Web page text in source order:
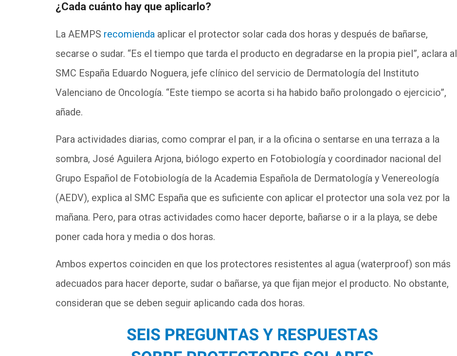
¿Cada cuánto hay que aplicarlo?
La AEMPS recomienda aplicar el protector solar cada dos horas y después de bañarse,
secarse o sudar. “Es el tiempo que tarda el producto en degradarse en la propia piel”, aclara al
SMC España Eduardo Noguera, jefe clínico del servicio de Dermatología del Instituto
Valenciano de Oncología. “Este tiempo se acorta si ha habido baño prolongado o ejercicio”,
añade.
Para actividades diarias, como comprar el pan, ir a la oficina o sentarse en una terraza a la
sombra, José Aguilera Arjona, biólogo experto en Fotobiología y coordinador nacional del
Grupo Español de Fotobiología de la Academia Española de Dermatología y Venereología
(AEDV), explica al SMC España que es suficiente con aplicar el protector una sola vez por la
mañana. Pero, para otras actividades como hacer deporte, bañarse o ir a la playa, se debe
poner cada hora y media o dos horas.
Ambos expertos coinciden en que los protectores resistentes al agua (waterproof) son más
adecuados para hacer deporte, sudar o bañarse, ya que fijan mejor el producto. No obstante,
consideran que se deben seguir aplicando cada dos horas.